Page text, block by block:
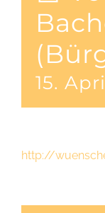
15.
http://